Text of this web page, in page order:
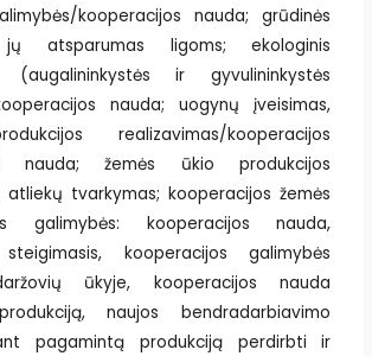
kooperacijos nauda; grūdinės
atsparumas ligoms; ekologinis
(augalininkystės ir gyvulininkystės
nauda; uogynų įveisimas,
realizavimas/kooperacijos
nauda; žemės ūkio produkcijos
atliekų tvarkymas; kooperacijos žemės
galimybės: kooperacijos nauda,
kooperacijos galimybės
ūkyje, kooperacijos nauda
naujos bendradarbiavimo
pagamintą produkciją perdirbti ir